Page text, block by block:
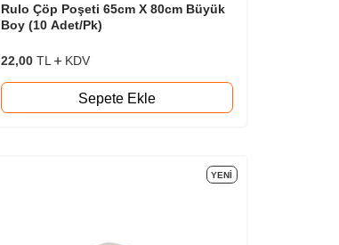
Rulo Çöp Poşeti 65cm X 80cm Büyük
Boy (10 Adet/Pk)
22,00TL KDV
Sepete Ekle
YENI